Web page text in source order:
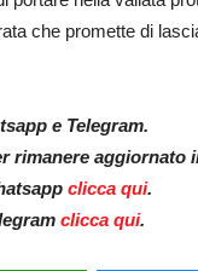
che promette di
e Telegram.
rimanere aggiornato
clicca qui.
clicca qui.